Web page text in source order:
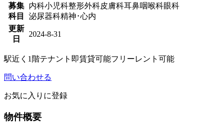
募集
科目
内科小児科整形外科皮膚科耳鼻咽喉科眼科
泌尿器科精神･心内
更新
日
2024-8-31
駅近く 1階テナント 即賃貸可能フリーレント可能
問い合わせる
お気に入りに登録
物件概要